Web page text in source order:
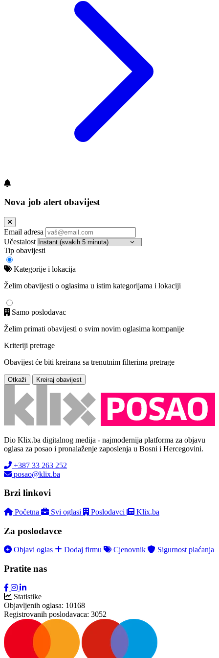
Nova job alert obavijest
Email adresa
Učestalost
Tip obavijesti
Kategorije i lokacija
Želim obavijesti o oglasima u istim kategorijama i lokaciji
Samo poslodavac
Želim primati obavijesti o svim novim oglasima kompanije
Kriteriji pretrage
Obavijest će biti kreirana sa trenutnim filterima pretrage
Otkaži Kreiraj obavijest
Dio Klix.ba digitalnog medija - najmodernija platforma za objavu
oglasa za posao i pronalaženje zaposlenja u Bosni i Hercegovini.
+387 33 263 252
posao@klix.ba
Brzi linkovi
Početna Svi oglasi Poslodavci Klix.ba
Za poslodavce
Objavi oglas Dodaj firmu Cjenovnik Sigurnost plaćanja
Pratite nas
Statistike
Objavljenih oglasa: 10168
Registrovanih poslodavaca: 3052